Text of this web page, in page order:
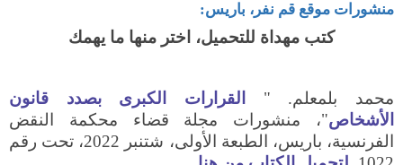
منشورات موقع قم نفر، باريس:
كتب مهداة للتحميل، اختر منها ما يهمك
محمد بلمعلم. "
القرارات الكبرى بصدد قانون
الأشخاص"، منشورات مجلة قضاء محكمة النقض
الفرنسية، باريس، الطبعة الأولى، شتنبر 2022، تحت رقم